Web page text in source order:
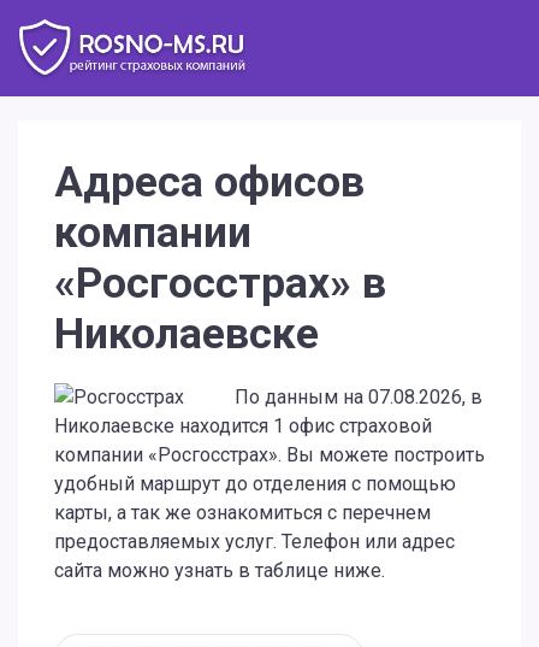
Адреса офисов
компании
«Росгосстрах» в
Николаевске
По данным на 07.08.2026, в
Николаевске находится 1 офис страховой
компании «Росгосстрах». Вы можете построить
удобный маршрут до отделения с помощью
карты, а так же ознакомиться с перечнем
предоставляемых услуг. Телефон или адрес
сайта можно узнать в таблице ниже.